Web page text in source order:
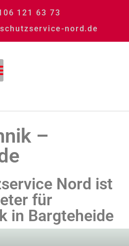
121 63 73
nord.de
–
Nord ist
für
in Bargteheide